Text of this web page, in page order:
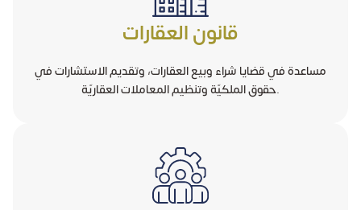
قانون العقارات
مساعدة في قضايا شراء وبيع العقارات، وتقديم الاستشارات في
حقوق الملكيّة وتنظيم المعاملات العقاريّة.